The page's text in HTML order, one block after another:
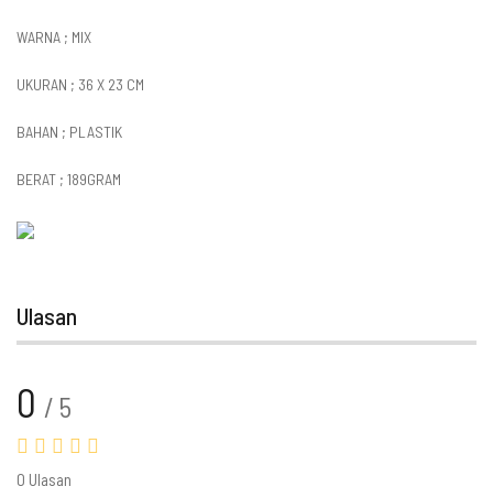
WARNA ; MIX
UKURAN ; 36 X 23 CM
BAHAN ; PLASTIK
BERAT ; 189GRAM
Ulasan
0 / 5
0 Ulasan